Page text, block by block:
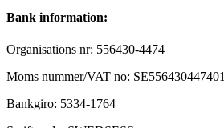
Bank information:
Organisations nr: 556430-4474
Moms nummer/VAT no: SE556430447401
Bankgiro: 5334-1764